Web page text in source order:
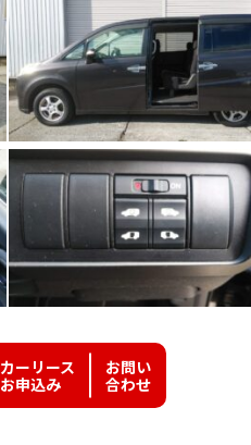
カーリース
お申込み
お問い
合わせ